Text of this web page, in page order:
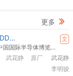
更多
文
11月23日，在第二十二届中国国际半导体博览会（IC China）开幕首日，长鑫存储技术有限公司（下称“长鑫存储”）正式发布最新DDR5产品系列。
武花静
原厂
武花静
李明骏